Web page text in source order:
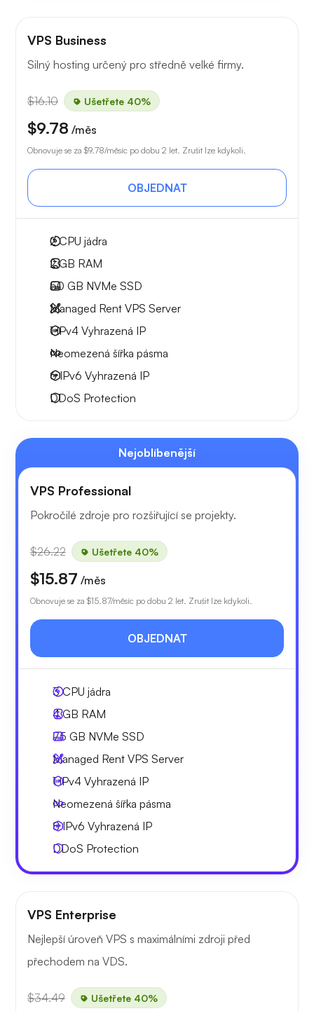
VPS Business
Silný hosting určený pro středně velké firmy.
$16.10 Ušetřete 40%
$9.78 /měs
Obnovuje se za $9.78/měsíc po dobu 2 let. Zrušit lze kdykoli.
OBJEDNAT
2CPU jádra
2 GB RAM
50 GB NVMe SSD
Managed Rent VPS Server
1 IPv4 Vyhrazená IP
Neomezená šířka pásma
6 IPv6 Vyhrazená IP
DDoS Protection
Nejoblíbenější
VPS Professional
Pokročilé zdroje pro rozšiřující se projekty.
$26.22 Ušetřete 40%
$15.87 /měs
Obnovuje se za $15.87/měsíc po dobu 2 let. Zrušit lze kdykoli.
OBJEDNAT
3CPU jádra
4 GB RAM
75 GB NVMe SSD
Managed Rent VPS Server
1 IPv4 Vyhrazená IP
Neomezená šířka pásma
8 IPv6 Vyhrazená IP
DDoS Protection
VPS Enterprise
Nejlepší úroveň VPS s maximálními zdroji před
přechodem na VDS.
$34.49 Ušetřete 40%